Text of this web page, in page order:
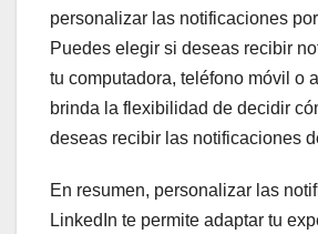
personalizar las notificaciones
Puedes elegir si deseas recibir
tu computadora, teléfono móvil o
brinda la flexibilidad de decidir
deseas recibir las notificaciones
En resumen, personalizar las
LinkedIn te permite adaptar tu